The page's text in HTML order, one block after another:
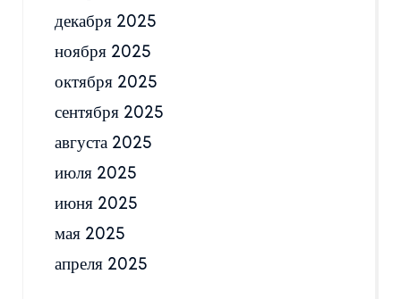
декабря 2025
ноября 2025
октября 2025
сентября 2025
августа 2025
июля 2025
июня 2025
мая 2025
апреля 2025